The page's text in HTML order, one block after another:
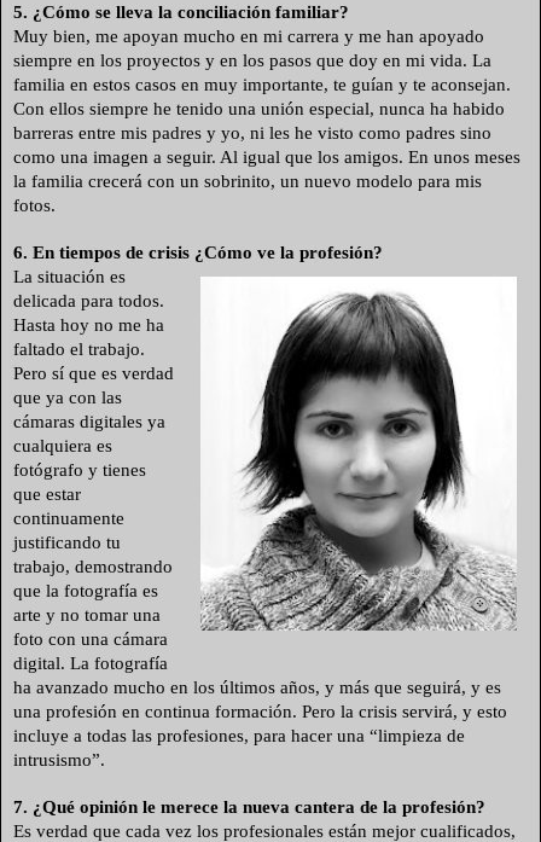
5. ¿Cómo se lleva la conciliación familiar?
Muy bien, me apoyan mucho en mi carrera y me han apoyado
siempre en los proyectos y en los pasos que doy en mi vida. La
familia en estos casos en muy importante, te guían y te aconsejan.
Con ellos siempre he tenido una unión especial, nunca ha habido
barreras entre mis padres y yo, ni les he visto como padres sino
como una imagen a seguir. Al igual que los amigos. En unos meses
la familia crecerá con un sobrinito, un nuevo modelo para mis
fotos.
6. En tiempos de crisis ¿Cómo ve la profesión?
La situación es
delicada para todos.
Hasta hoy no me ha
faltado el trabajo.
Pero sí que es verdad
que ya con las
cámaras digitales ya
cualquiera es
fotógrafo y tienes
que estar
continuamente
justificando tu
trabajo, demostrando
que la fotografía es
arte y no tomar una
foto con una cámara
digital. La fotografía
ha avanzado mucho en los últimos años, y más que seguirá, y es
una profesión en continua formación. Pero la crisis servirá, y esto
incluye a todas las profesiones, para hacer una “limpieza de
intrusismo”.
7. ¿Qué opinión le merece la nueva cantera de la profesión?
Es verdad que cada vez los profesionales están mejor cualificados,